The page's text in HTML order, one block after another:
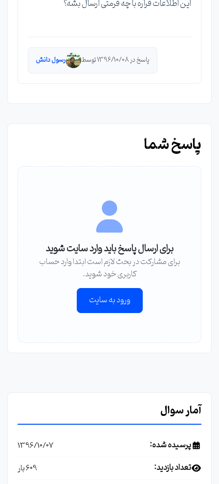
این اطلاعات قراره با چه فرمتی ارسال بشه؟
پاسخ در 1396/10/08 توسط رسول دانش
پاسخ شما
برای ارسال پاسخ باید وارد سایت شوید
برای مشارکت در بحث لازم است ابتدا وارد حساب
کاربری خود شوید.
ورود به سایت
آمار سوال
پرسیده شده: 1396/10/07
تعداد بازدید: 609 بار